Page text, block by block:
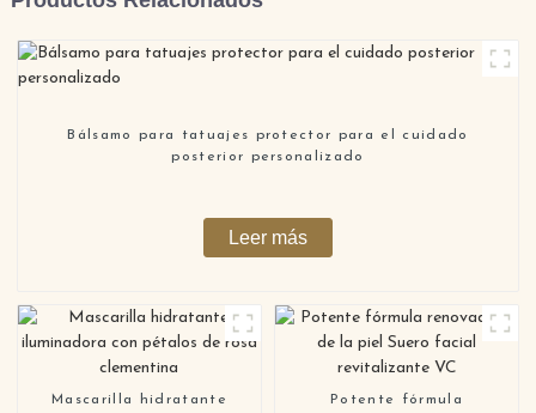
Bálsamo para tatuajes protector para el cuidado
posterior personalizado
Leer más
Mascarilla hidratante
Potente fórmula